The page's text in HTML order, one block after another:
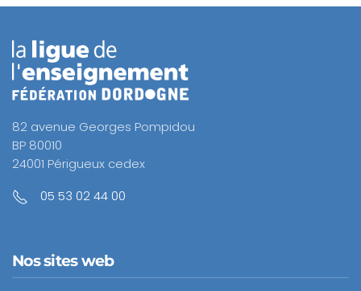
82 avenue Georges Pompidou
BP 80010
24001 Périgueux cedex
05 53 02 44 00
Nos sites web